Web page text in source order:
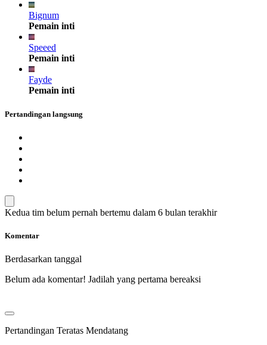
Bignum
Pemain inti
Speeed
Pemain inti
Fayde
Pemain inti
Pertandingan langsung
Kedua tim belum pernah bertemu dalam 6 bulan terakhir
Komentar
Berdasarkan tanggal
Belum ada komentar! Jadilah yang pertama bereaksi
Pertandingan Teratas Mendatang